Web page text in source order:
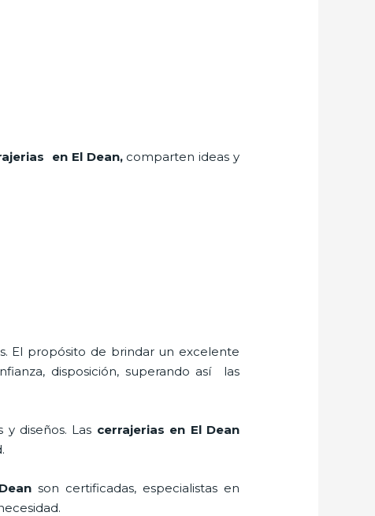
en El Dean, comparten ideas y
El propósito de brindar un excelente
disposición, superando así las
diseños. Las cerrajerias en El Dean
son certificadas, especialistas en